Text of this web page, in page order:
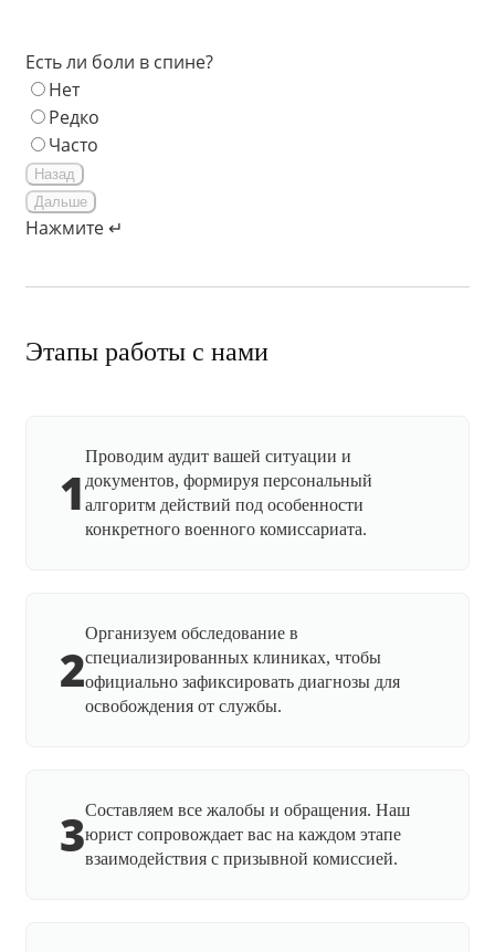
Есть ли боли в спине?
Нет
Редко
Часто
Назад
Дальше
Нажмите ↵
Этапы работы с нами
1
Проводим аудит вашей ситуации и
документов, формируя персональный
алгоритм действий под особенности
конкретного военного комиссариата.
2
Организуем обследование в
специализированных клиниках, чтобы
официально зафиксировать диагнозы для
освобождения от службы.
3Составляем все жалобы и обращения. Наш
юрист сопровождает вас на каждом этапе
взаимодействия с призывной комиссией.